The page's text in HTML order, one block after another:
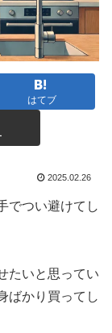
はてブ
2025.02.26
でつい避けてし
たいと思ってい
ばかり買ってし